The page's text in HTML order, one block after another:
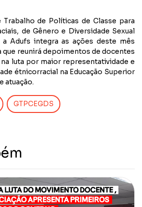
de Políticas de Classe para
de Gênero e Diversidade Sexual
a Adufs integra as ações deste mês
que reunirá depoimentos de docentes
luta por maior representatividade e
étnicorracial na Educação Superior
atuação.
GTPCEGDS